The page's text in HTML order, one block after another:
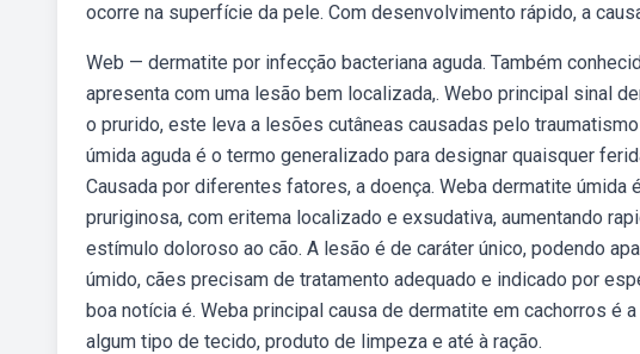
ocorre na superfície da pele. Com desenvolvimento rápido, a
Web — dermatite por infecção bacteriana aguda. Também
apresenta com uma lesão bem localizada,. Webo principal sinal
o prurido, este leva a lesões cutâneas causadas pelo
úmida aguda é o termo generalizado para designar quaisquer
Causada por diferentes fatores, a doença. Weba dermatite úmida
pruriginosa, com eritema localizado e exsudativa, aumentando
estímulo doloroso ao cão. A lesão é de caráter único, podendo
úmido, cães precisam de tratamento adequado e indicado por
boa notícia é. Weba principal causa de dermatite em cachorros é
algum tipo de tecido, produto de limpeza e até à ração.